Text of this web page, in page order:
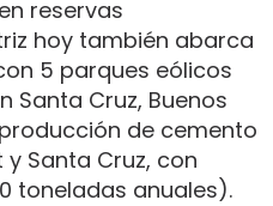
reservas
hoy también abarca
5 parques eólicos
Santa Cruz, Buenos
de cemento
Santa Cruz, con
toneladas anuales).